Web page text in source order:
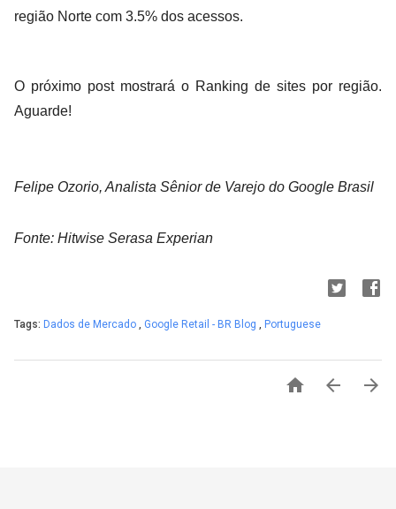
região Norte com 3.5% dos acessos.
O próximo post mostrará o Ranking de sites por região.
Aguarde!
Felipe Ozorio, Analista Sênior de Varejo do Google Brasil
Fonte: Hitwise Serasa Experian
Tags: Dados de Mercado Google Retail - BR Blog Portuguese
  